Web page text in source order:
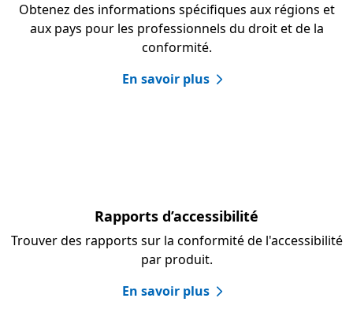
Obtenez des informations spécifiques aux régions et
aux pays pour les professionnels du droit et de la
conformité.
En savoir plus
Rapports d’accessibilité
Trouver des rapports sur la conformité de l'accessibilité
par produit.
En savoir plus